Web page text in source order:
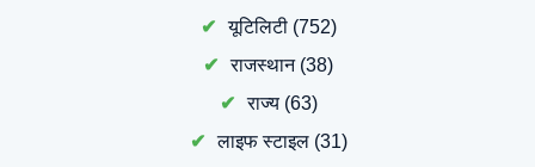
यूटिलिटी(752)
राजस्थान(38)
राज्य(63)
लाइफ स्टाइल(31)